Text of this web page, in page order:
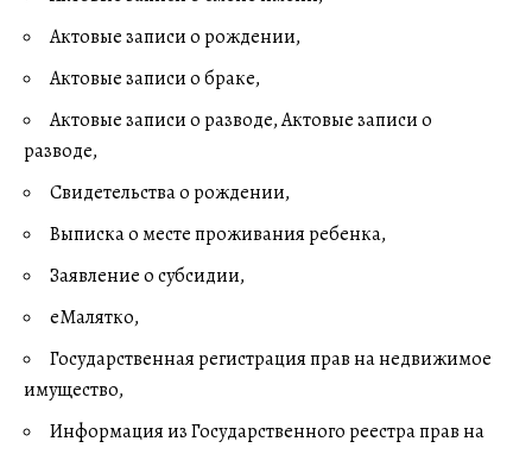
Актовые записи о рождении,
Актовые записи о браке,
Актовые записи о разводе, Актовые записи о
разводе,
Свидетельства о рождении,
Выписка о месте проживания ребенка,
Заявление о субсидии,
еМалятко,
Государственная регистрация прав на недвижимое
имущество,
Информация из Государственного реестра прав на